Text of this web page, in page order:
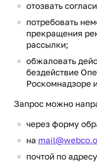
отозвать
потребовать
прекращения
рассылки;
обжаловать
бездействие
Роскомнадзоре
Запрос можно
через форму
на
почтой по